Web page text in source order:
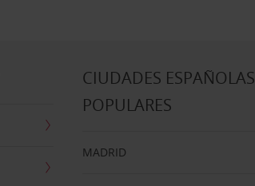
CIUDADES ESPAÑOLAS
POPULARES
MADRID